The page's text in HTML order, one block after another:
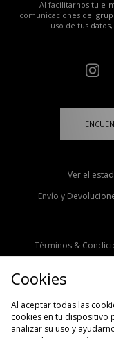
Al facilitarnos tu e-
comunicaciones del
uso de tus
Ver el
Envío y
Términos &
Cookies
Al aceptar todas las
cookies en tu dispositivo
analizar su uso y